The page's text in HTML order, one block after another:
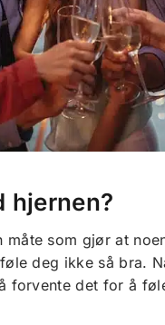
hjernen?
måte som gjør at
deg ikke så bra.
forvente det for å